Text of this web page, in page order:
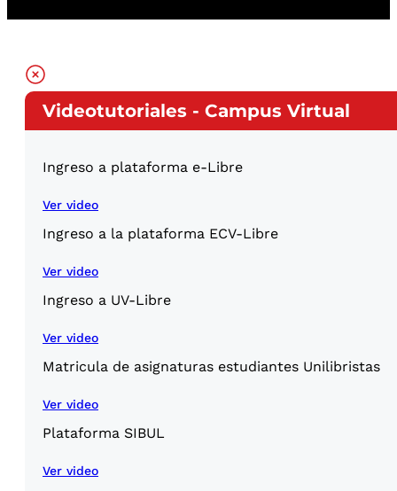
Videotutoriales - Campus Virtual
Ingreso a plataforma e-Libre
Ver video
Ingreso a la plataforma ECV-Libre
Ver video
Ingreso a UV-Libre
Ver video
Matricula de asignaturas estudiantes Unilibristas
Ver video
Plataforma SIBUL
Ver video